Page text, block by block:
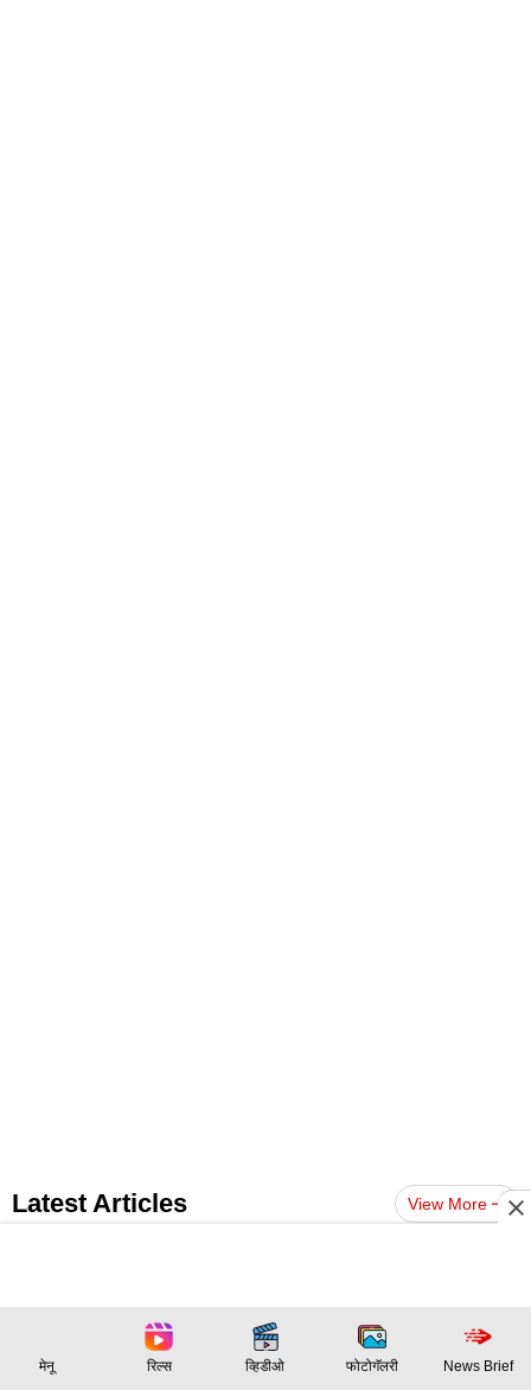
Latest Articles View More
महिलेला मिळालं चुकीचं पार्सल; 10 वर्षांनी उघडलं, बसला प्रचंड
धक्कामेनू रिल्स व्हिडीओ फोटोगॅलरी News Brief